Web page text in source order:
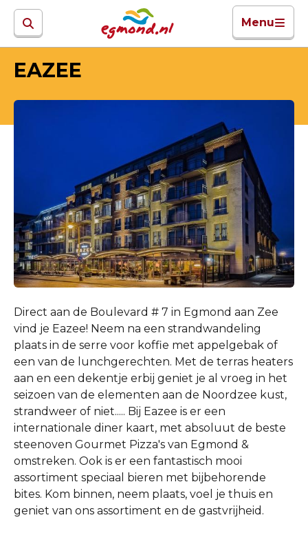
Menu
EAZEE
Direct aan de Boulevard # 7 in Egmond aan Zee
vind je Eazee! Neem na een strandwandeling
plaats in de serre voor koffie met appelgebak of
een van de lunchgerechten. Met de terras heaters
aan en een dekentje erbij geniet je al vroeg in het
seizoen van de elementen aan de Noordzee kust,
strandweer of niet..... Bij Eazee is er een
internationale diner kaart, met absoluut de beste
steenoven Gourmet Pizza's van Egmond &
omstreken. Ook is er een fantastisch mooi
assortiment speciaal bieren met bijbehorende
bites. Kom binnen, neem plaats, voel je thuis en
geniet van ons assortiment en de gastvrijheid.